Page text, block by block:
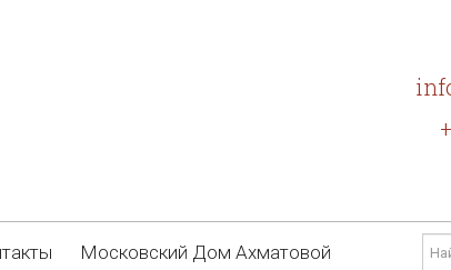
Московский Дом Ахматовой